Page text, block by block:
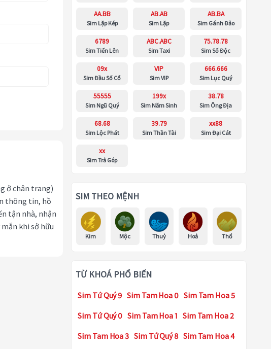
ở chân trang)
thông tin, hồ
tận nhà, nhận
khi sở hữu
AA.BB
Sim Lặp Kép
AB.AB
Sim Lặp
AB.BA
Sim Gánh Đảo
6789
Sim Tiến Lên
ABC.ABC
Sim Taxi
75.78.78
Sim Số Độc
09x
Sim Đầu Số Cổ
VIP
Sim VIP
666.666
Sim Lục Quý
55555
Sim Ngũ Quý
199x
Sim Năm Sinh
38.78
Sim Ông Địa
68.68
Sim Lộc Phát
39.79
Sim Thần Tài
xx88
Sim Đại Cát
xx
Sim Trả Góp
SIM THEO MỆNH
Kim Mộc Thuỷ Hoả Thổ
TỪ KHOÁ PHỔ BIẾN
Sim Tứ Quý 9 Sim Tam Hoa 0 Sim Tam Hoa 5
Sim Tứ Quý 0 Sim Tam Hoa 1 Sim Tam Hoa 2
Sim Tam Hoa 3 Sim Tứ Quý 8 Sim Tam Hoa 4